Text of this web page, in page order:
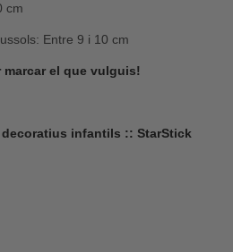
cm
Entre 9 i 10 cm
el que vulguis!
infantils :: StarStick